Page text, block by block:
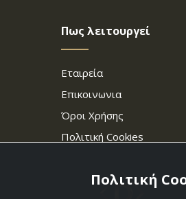
Πως λειτουργεί
Εταιρεία
Επικοινωνια
Όροι Χρήσης
Πολιτική Cookies
Πολιτική